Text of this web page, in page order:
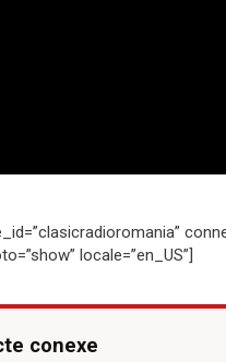
locale=”en_US”]
conexe